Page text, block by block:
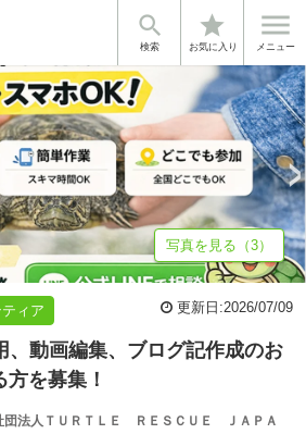

検索
star
お気に入り

メニュー
法人情報
写真を見る（3）
ィア 更新日:2026/07/09
、動画編集、ブログ記作成のお
を募集！
団法人ＴＵＲＴＬＥ ＲＥＳＣＵＥ ＪＡＰＡ